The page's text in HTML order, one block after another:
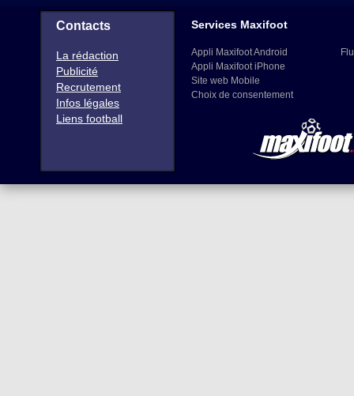
Contacts
La rédaction
Publicité
Recrutement
Infos légales
Liens football
Services Maxifoot
Appli Maxifoot Android
Appli Maxifoot iPhone
Site web Mobile
Choix de consentement